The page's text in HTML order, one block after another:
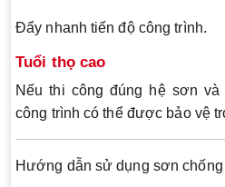
Đẩy nhanh tiến độ công trình.
Tuổi thọ cao
Nếu thi công đúng hệ sơn
công trình có thể được bảo vệ
Hướng dẫn sử dụng sơn